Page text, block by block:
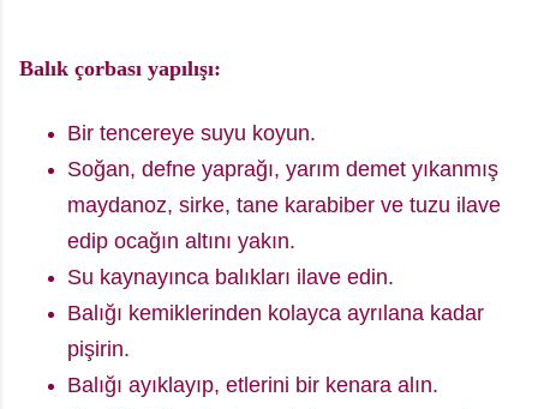
Balık çorbası yapılışı:
Bir tencereye suyu koyun.
Soğan, defne yaprağı, yarım demet yıkanmış
maydanoz, sirke, tane karabiber ve tuzu ilave
edip ocağın altını yakın.
Su kaynayınca balıkları ilave edin.
Balığı kemiklerinden kolayca ayrılana kadar
pişirin.
Balığı ayıklayıp, etlerini bir kenara alın.